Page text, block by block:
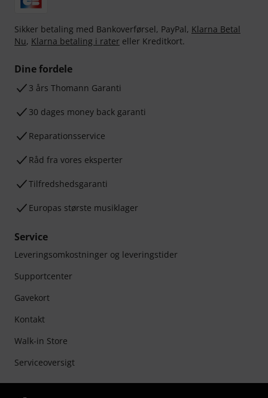
Sikker betaling med Bankoverførsel, PayPal, Klarna Betal
Nu, Klarna betaling i rater eller Kreditkort.
Dine fordele
3 års Thomann Garanti
30 dages money back garanti
Reparationsservice
Råd fra vores eksperter
Tilfredshedsgaranti
Europas største musiklager
Service
Leveringsomkostninger og leveringstider
Supportcenter
Gavekort
Kontakt
Walk-in Store
Serviceoversigt